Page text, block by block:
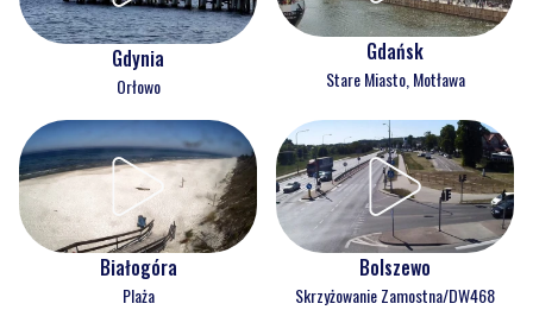
Gdynia
Orłowo
Gdańsk
Stare Miasto, Motława
Białogóra
Plaża
Bolszewo
Skrzyżowanie Zamostna/DW468